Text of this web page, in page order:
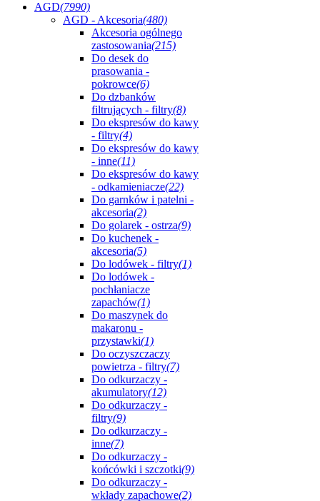
AGD(7990)
AGD - Akcesoria(480)
Akcesoria ogólnego
zastosowania(215)
Do desek do
prasowania -
pokrowce(6)
Do dzbanków
filtrujących - filtry(8)
Do ekspresów do kawy
- filtry(4)
Do ekspresów do kawy
- inne(11)
Do ekspresów do kawy
- odkamieniacze(22)
Do garnków i patelni -
akcesoria(2)
Do golarek - ostrza(9)
Do kuchenek -
akcesoria(5)
Do lodówek - filtry(1)
Do lodówek -
pochłaniacze
zapachów(1)
Do maszynek do
makaronu -
przystawki(1)
Do oczyszczaczy
powietrza - filtry(7)
Do odkurzaczy -
akumulatory(12)
Do odkurzaczy -
filtry(9)
Do odkurzaczy -
inne(7)
Do odkurzaczy -
końcówki i szczotki(9)
Do odkurzaczy -
wkłady zapachowe(2)